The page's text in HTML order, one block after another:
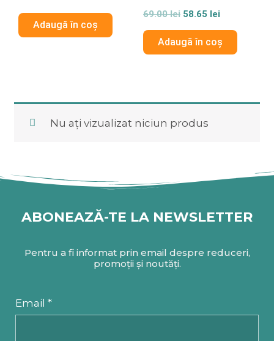
0
Adaugă în coș
Evaluat
0
69.00lei 58.65 lei
Adaugă în coș
Nu ați vizualizat niciun produs
ABONEAZĂ-TE LA NEWSLETTER
Pentru a fi informat prin email despre reduceri,
promoții și noutăți.
Email *